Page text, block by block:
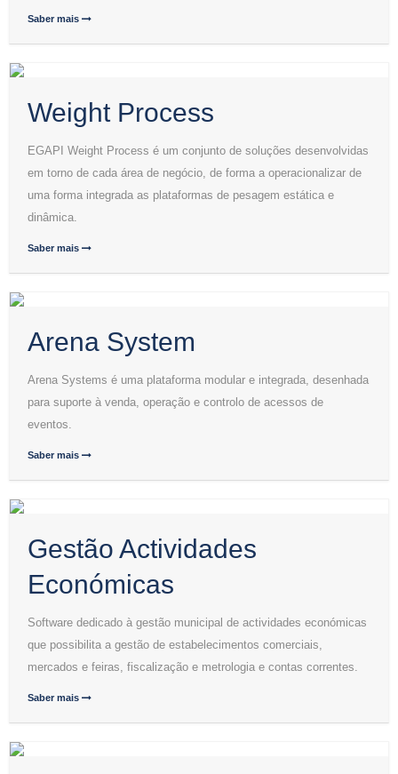
Saber mais
Weight Process
EGAPI Weight Process é um conjunto de soluções desenvolvidas
em torno de cada área de negócio, de forma a operacionalizar de
uma forma integrada as plataformas de pesagem estática e
dinâmica.
Saber mais
Arena System
Arena Systems é uma plataforma modular e integrada, desenhada
para suporte à venda, operação e controlo de acessos de
eventos.
Saber mais
Gestão Actividades
Económicas
Software dedicado à gestão municipal de actividades económicas
que possibilita a gestão de estabelecimentos comerciais,
mercados e feiras, fiscalização e metrologia e contas correntes.
Saber mais